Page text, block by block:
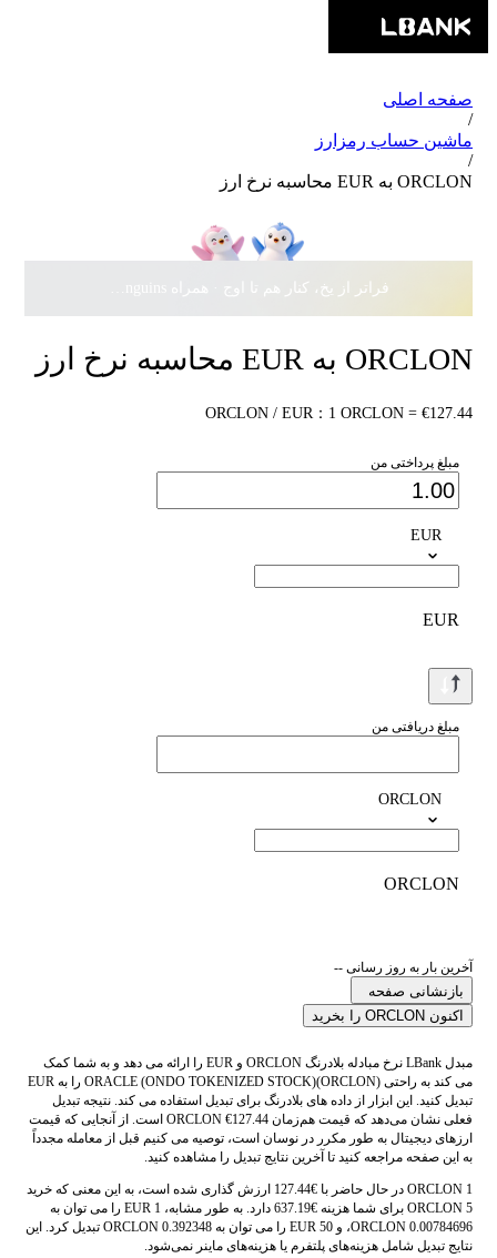
صفحه اصلی
/
ماشین حساب رمزارز
/
ORCLON به EUR محاسبه نرخ ارز
ORCLON به EUR محاسبه نرخ ارز
ORCLON / EUR：1 ORCLON = €127.44
مبلغ پرداختی من
EUR
EUR
مبلغ دریافتی من
ORCLON
ORCLON
آخرین بار به روز رسانی --
بازنشانی صفحه
اکنون ORCLON را بخرید
مبدل LBank نرخ مبادله بلادرنگ ORCLON و EUR را ارائه می دهد و به شما کمک
می کند به راحتی ORACLE (ONDO TOKENIZED STOCK)(ORCLON) را به EUR
تبدیل کنید. این ابزار از داده های بلادرنگ برای تبدیل استفاده می کند. نتیجه تبدیل
فعلی نشان می‌دهد که قیمت هم‌زمان ORCLON €127.44 است. از آنجایی که قیمت
ارزهای دیجیتال به طور مکرر در نوسان است، توصیه می کنیم قبل از معامله مجدداً
به این صفحه مراجعه کنید تا آخرین نتایج تبدیل را مشاهده کنید.
1 ORCLON در حال حاضر با €127.44 ارزش گذاری شده است، به این معنی که خرید
5 ORCLON برای شما هزینه €637.19 دارد. به طور مشابه، 1 EUR را می توان به
0.00784696 ORCLON، و 50 EUR را می توان به 0.392348 ORCLON تبدیل کرد. این
نتایج تبدیل شامل هزینه‌های پلتفرم یا هزینه‌های ماینر نمی‌شود.